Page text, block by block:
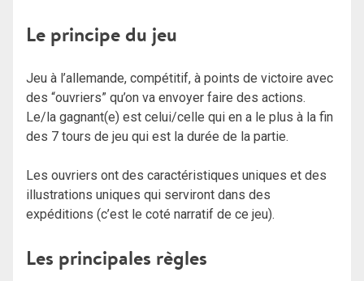
Le principe du jeu
Jeu à l’allemande, compétitif, à points de victoire avec
des “ouvriers” qu’on va envoyer faire des actions.
Le/la gagnant(e) est celui/celle qui en a le plus à la fin
des 7 tours de jeu qui est la durée de la partie.
Les ouvriers ont des caractéristiques uniques et des
illustrations uniques qui serviront dans des
expéditions (c’est le coté narratif de ce jeu).
Les principales règles